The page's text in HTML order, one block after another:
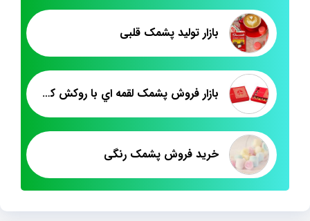
بازار تولید پشمک قلبی
بازار فروش پشمک لقمه اي با روکش کاکائويي
خرید فروش پشمک رنگی